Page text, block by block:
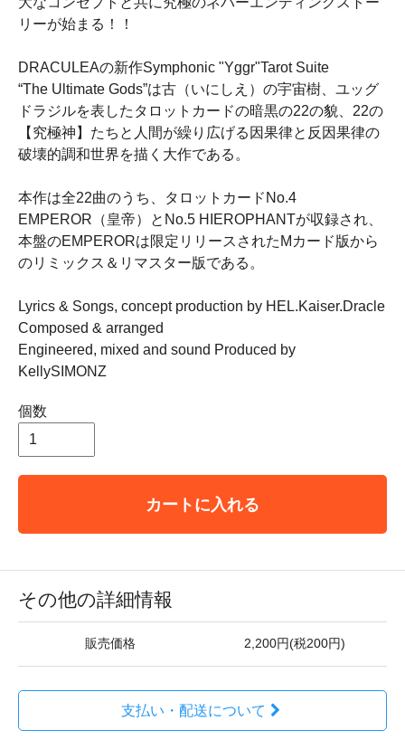
リーが始まる！！
DRACULEAの新作Symphonic "Yggr"Tarot Suite
“The Ultimate Gods”は古（いにしえ）の宇宙樹、ユッグ
ドラジルを表したタロットカードの暗黒の22の貌、22の
【究極神】たちと人間が繰り広げる因果律と反因果律の
破壊的調和世界を描く大作である。
本作は全22曲のうち、タロットカードNo.4
EMPEROR（皇帝）とNo.5 HIEROPHANTが収録され、
本盤のEMPERORは限定リリースされたMカード版から
のリミックス＆リマスター版である。
Lyrics & Songs, concept production by HEL.Kaiser.Dracle
Composed & arranged
Engineered, mixed and sound Produced by
KellySIMONZ
個数
カートに入れる
その他の詳細情報
販売価格 2,200円(税200円)
支払い・配送について